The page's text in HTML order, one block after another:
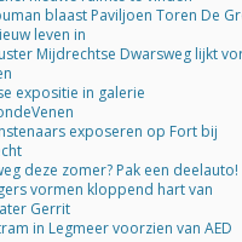
blaast Paviljoen Toren De
leven in
Mijdrechtse Dwarsweg lijkt
expositie in galerie
exposeren op Fort bij
deze zomer? Pak een deelauto!
vormen kloppend hart van
Gerrit
in Legmeer voorzien van AED